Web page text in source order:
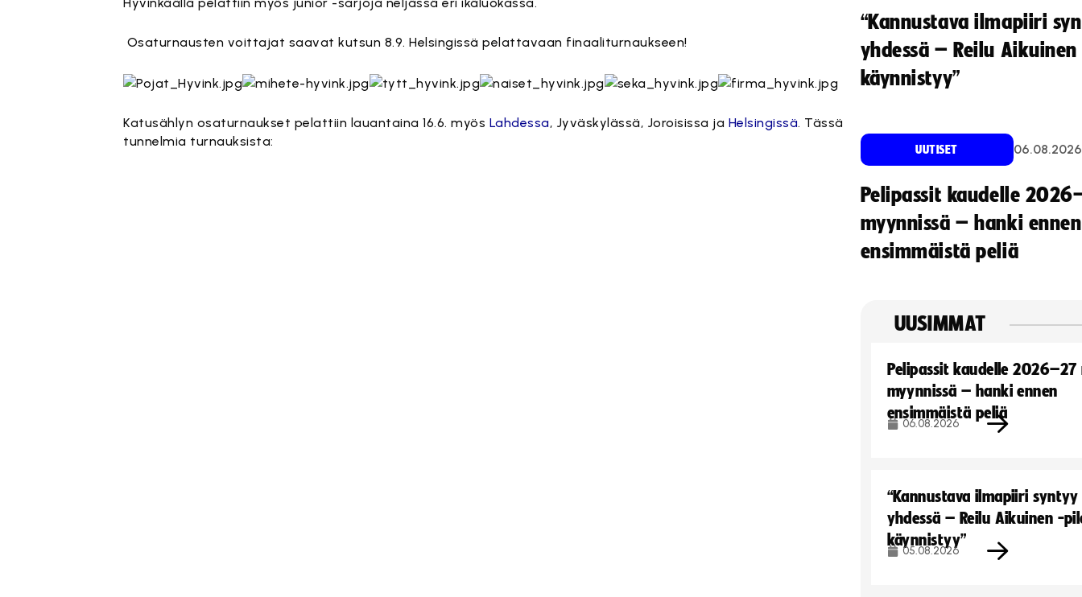
Osaturnausten voittajat saavat kutsun 8.9. Helsingissä pelattavaan finaaliturnaukseen!
Katusählyn osaturnaukset pelattiin lauantaina 16.6. myös Lahdessa, Jyväskylässä, Joroisissa ja Helsingissä. Tässä
tunnelmia turnauksista:
“Kannustava ilmapiiri
yhdessä – Reilu
käynnistyy”
UUTISET 06.08.2026
Pelipassit kaudelle
myynnissä – hanki ennen
ensimmäistä peliä
UUSIMMAT
Pelipassit kaudelle
myynnissä – hanki ennen
ensimmäistä peliä
06.08.2026
“Kannustava ilmapiiri syntyy
yhdessä – Reilu Aikuinen -
käynnistyy”
05.08.2026